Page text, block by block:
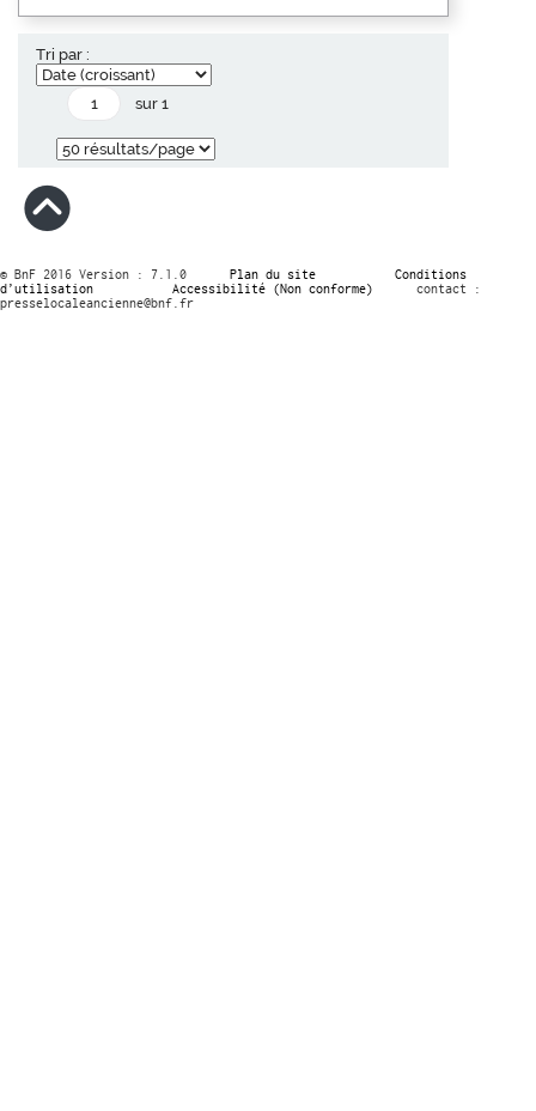
Tri par :
sur 1
© BnF 2016 Version : 7.1.0 Plan du site
Conditions
d’utilisation
Accessibilité (Non conforme)
contact :
presselocaleancienne@bnf.fr